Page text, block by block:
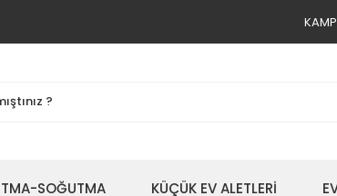
SOĞUTMA KÜÇÜK EV ALETLERİ